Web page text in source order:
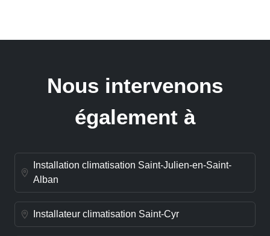
Nous intervenons
également à
Installation climatisation Saint-Julien-en-Saint-
Alban
Installateur climatisation Saint-Cyr